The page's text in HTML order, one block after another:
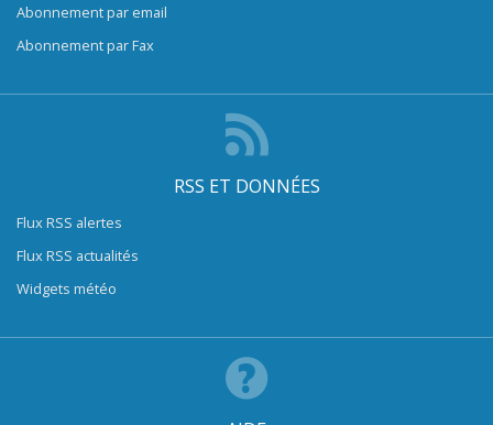
Abonnement par email
Abonnement par Fax
RSS ET DONNÉES
Flux RSS alertes
Flux RSS actualités
Widgets météo